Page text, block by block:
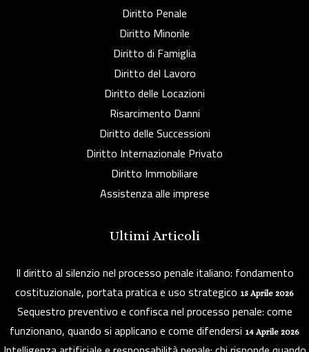
Diritto Penale
Diritto Minorile
Diritto di Famiglia
Diritto del Lavoro
Diritto delle Locazioni
Risarcimento Danni
Diritto delle Successioni
Diritto Internazionale Privato
Diritto Immobiliare
Assistenza alle imprese
Ultimi Articoli
Il diritto al silenzio nel processo penale italiano: fondamento
costituzionale, portata pratica e uso strategico 15 Aprile 2026
Sequestro preventivo e confisca nel processo penale: come
funzionano, quando si applicano e come difendersi 14 Aprile 2026